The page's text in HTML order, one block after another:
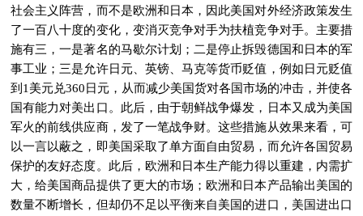
社会主义阵营，而不是欧洲和日本，因此美国对外经济政策发生
了一百八十度的变化，变消灭竞争对手为扶植竞争对手。主要措
施有三，一是著名的马歇尔计划；二是停止拆毁德国和日本的军
事工业；三是允许日元、英镑、马克等货币贬值，例如日元贬值
到1美元兑360日元，从而减少美国货对各国市场的冲击，并使各
国有能力对美出口。此后，由于朝鲜战争爆发，日本又成为美国
军火的前线供应商，发了一笔战争财。这些措施从效果来看，可
以一言以蔽之，即美国采取了单方面自由贸易，而允许各国贸易
保护的友好态度。此后，欧洲和日本生产能力得以重建，内需扩
大，给美国商品提供了更大的市场；欧洲和日本产品输出美国的
数量不断增长，但却仍不足以平衡来自美国的进口，美国进出口